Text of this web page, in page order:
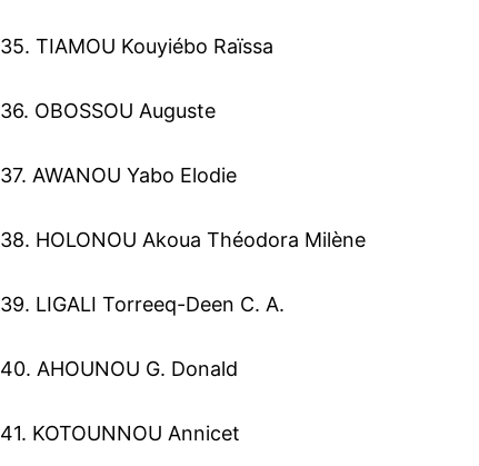
35. TIAMOU Kouyiébo Raïssa
36. OBOSSOU Auguste
37. AWANOU Yabo Elodie
38. HOLONOU Akoua Théodora Milène
39. LIGALI Torreeq-Deen C. A.
40. AHOUNOU G. Donald
41. KOTOUNNOU Annicet